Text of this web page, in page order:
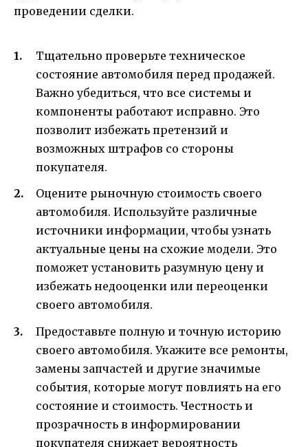
проведении сделки.
Тщательно проверьте техническое
состояние автомобиля перед продажей.
Важно убедиться, что все системы и
компоненты работают исправно. Это
позволит избежать претензий и
возможных штрафов со стороны
покупателя.
Оцените рыночную стоимость своего
автомобиля. Используйте различные
источники информации, чтобы узнать
актуальные цены на схожие модели. Это
поможет установить разумную цену и
избежать недооценки или переоценки
своего автомобиля.
Предоставьте полную и точную историю
своего автомобиля. Укажите все ремонты,
замены запчастей и другие значимые
события, которые могут повлиять на его
состояние и стоимость. Честность и
прозрачность в информировании
покупателя снижает вероятность